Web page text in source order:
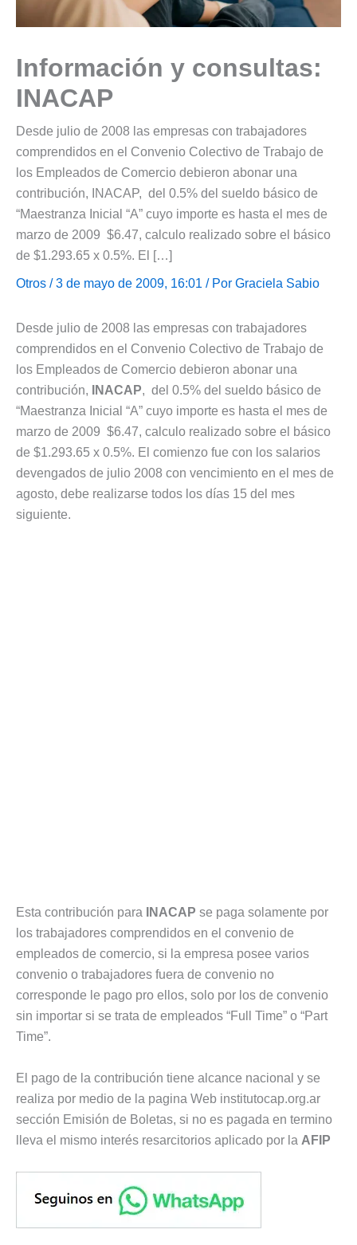
Información y consultas:
INACAP
Desde julio de 2008 las empresas con trabajadores
comprendidos en el Convenio Colectivo de Trabajo de
los Empleados de Comercio debieron abonar una
contribución, INACAP, del 0.5% del sueldo básico de
“Maestranza Inicial “A” cuyo importe es hasta el mes de
marzo de 2009 $6.47, calculo realizado sobre el básico
de $1.293.65 x 0.5%. El […]
Otros / 3 de mayo de 2009, 16:01 / Por Graciela Sabio
Desde julio de 2008 las empresas con trabajadores
comprendidos en el Convenio Colectivo de Trabajo de
los Empleados de Comercio debieron abonar una
contribución,
INACAP, del 0.5% del sueldo básico de
“Maestranza Inicial “A” cuyo importe es hasta el mes de
marzo de 2009 $6.47, calculo realizado sobre el básico
de $1.293.65 x 0.5%. El comienzo fue con los salarios
devengados de julio 2008 con vencimiento en el mes de
agosto, debe realizarse todos los días 15 del mes
siguiente.
Esta contribución para INACAP se paga solamente por
los trabajadores comprendidos en el convenio de
empleados de comercio, si la empresa posee varios
convenio o trabajadores fuera de convenio no
corresponde le pago pro ellos, solo por los de convenio
sin importar si se trata de empleados “Full Time” o “Part
Time”.
El pago de la contribución tiene alcance nacional y se
realiza por medio de la pagina Web institutocap.org.ar
sección Emisión de Boletas, si no es pagada en termino
lleva el mismo interés resarcitorios aplicado por la AFIP